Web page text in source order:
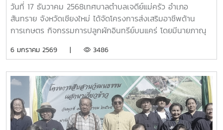
วันที่ 17 ธันวาคม 2568เทศบาลตำบลเจดีย์แม่ครัว อำเภอ
สันทราย จังหวัดเชียงใหม่ ได้จัดโครงการส่งเสริมอาชีพด้าน
การเกษตร กิจกรรมการปลูกผักอินทรีย์บนแคร่ โดยมีนายภาณุ
จำนวน 27 คน เข้าศึกษาดูงานด้านการปลูกผักอินทรีย์บนแคร่
สาขาพืชผัก คณะผลิตกรรมการเกษตร พร้อมด้วยเจ้าหน้าที่งาน
บริการวิชาการและวิจัยให้การต้อนรับ
6 มกราคม 2569 | 3486